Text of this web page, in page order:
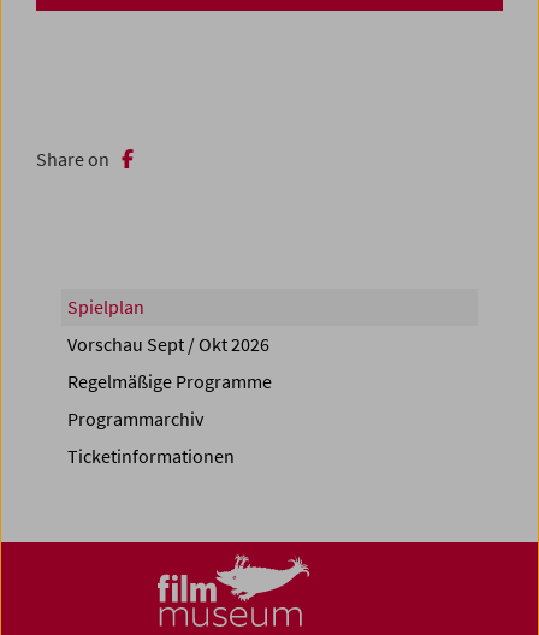
Share on
Spielplan
Vorschau Sept / Okt 2026
Regelmäßige Programme
Programmarchiv
Ticketinformationen